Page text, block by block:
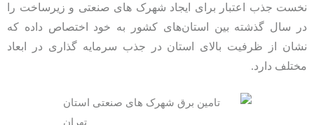
نخست جذب اعتبار برای ایجاد شهرک های صنعتی و زیرساخت را
در سال گذشته بین استان‌های کشور به خود اختصاص داده که
نشان از ظرفیت بالای استان در جذب سرمایه گذاری در ابعاد
مختلف دارد.